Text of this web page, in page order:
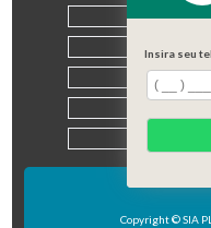
Copyright © SIA
Insira seu